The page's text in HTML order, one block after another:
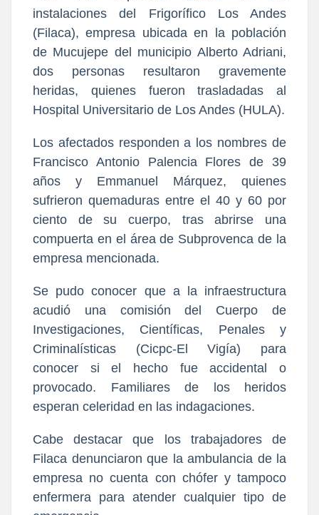
instalaciones del Frigorífico Los Andes
(Filaca), empresa ubicada en la población
de Mucujepe del municipio Alberto Adriani,
dos personas resultaron gravemente
heridas, quienes fueron trasladadas al
Hospital Universitario de Los Andes (HULA).
Los afectados responden a los nombres de
Francisco Antonio Palencia Flores de 39
años y Emmanuel Márquez, quienes
sufrieron quemaduras entre el 40 y 60 por
ciento de su cuerpo, tras abrirse una
compuerta en el área de Subprovenca de la
empresa mencionada.
Se pudo conocer que a la infraestructura
acudió una comisión del Cuerpo de
Investigaciones, Científicas, Penales y
Criminalísticas (Cicpc-El Vigía) para
conocer si el hecho fue accidental o
provocado. Familiares de los heridos
esperan celeridad en las indagaciones.
Cabe destacar que los trabajadores de
Filaca denunciaron que la ambulancia de la
empresa no cuenta con chófer y tampoco
enfermera para atender cualquier tipo de